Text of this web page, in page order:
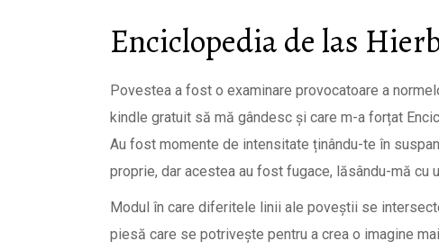
Enciclopedia de las
Povestea a fost o examinare provocatoare a
kindle gratuit să mă gândesc și care m-a forțat
Au fost momente de intensitate ținându-te în
proprie, dar acestea au fost fugace, lăsându-mă cu
Modul în care diferitele linii ale poveștii se
piesă care se potrivește pentru a crea o imagine